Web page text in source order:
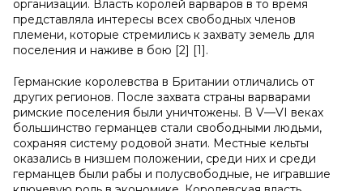
организации. Власть королей варваров в то время
представляла интересы всех свободных членов
племени, которые стремились к захвату земель для
поселения и наживе в бою [2] [1].
Германские королевства в Британии отличались от
других регионов. После захвата страны варварами
римские поселения были уничтожены. В V—VI веках
большинство германцев стали свободными людьми,
сохраняя систему родовой знати. Местные кельты
оказались в низшем положении, среди них и среди
германцев были рабы и полусвободные, не игравшие